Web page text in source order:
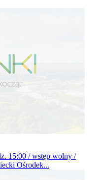
15:00 / wstęp wolny /
Ośrodek...